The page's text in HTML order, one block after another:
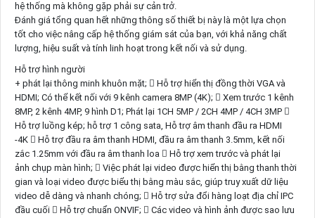
hệ thống mà không gặp phải sự cản trở.
Đánh giá tổng quan hết những thông số thiết bị này là một lựa chọn
tốt cho việc nâng cấp hệ thống giám sát của bạn, với khả năng chất
lượng, hiệu suất và tính linh hoạt trong kết nối và sử dụng.
Hỗ trợ hình người
+ phát lại thông minh khuôn mặt;  Hỗ trợ hiển thị đồng thời VGA và
HDMI; Có thể kết nối với 9 kênh camera 8MP (4K);  Xem trước 1 kênh
8MP, 2 kênh 4MP, 9 hình D1; Phát lại 1CH 5MP / 2CH 4MP / 4CH 3MP 
Hỗ trợ luồng kép; hỗ trợ 1 công sata, Hỗ trợ âm thanh đầu ra HDMI
-4K  Hỗ trợ đầu ra âm thanh HDMI, đầu ra âm thanh 3.5mm, kết nối
zắc 1.25mm với đầu ra âm thanh loa  Hỗ trợ xem trước và phát lại
ảnh chụp màn hình;  Việc phát lại video được hiển thị bằng thanh thời
gian và loại video được biểu thị bằng màu sắc, giúp truy xuất dữ liệu
video dễ dàng và nhanh chóng;  Hỗ trợ sửa đổi hàng loạt địa chỉ IPC
đầu cuối  Hỗ trợ chuẩn ONVIF;  Các video và hình ảnh được sao lưu